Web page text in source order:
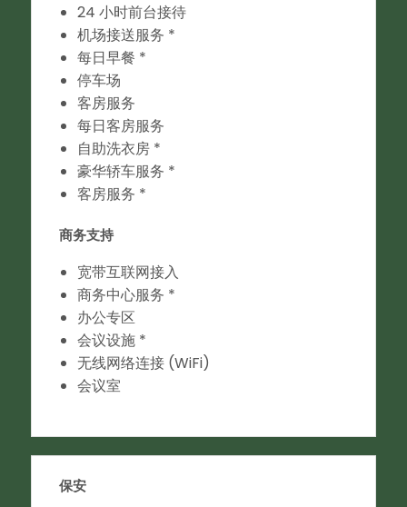
24 小时前台接待
机场接送服务 *
每日早餐 *
停车场
客房服务
每日客房服务
自助洗衣房 *
豪华轿车服务 *
客房服务 *
商务支持
宽带互联网接入
商务中心服务 *
办公专区
会议设施 *
无线网络连接 (WiFi)
会议室
保安